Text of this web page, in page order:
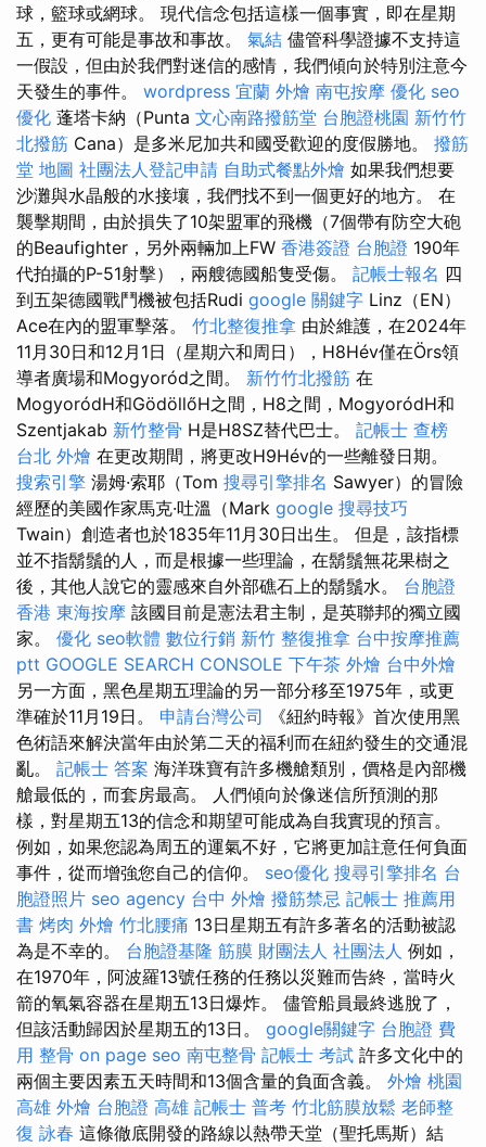
球，籃球或網球。 現代信念包括這樣一個事實，即在星期
五，更有可能是事故和事故。 氣結 儘管科學證據不支持這
一假設，但由於我們對迷信的感情，我們傾向於特別注意今
天發生的事件。 wordpress 宜蘭 外燴 南屯按摩 優化 seo
優化 蓬塔卡納（Punta 文心南路撥筋堂 台胞證桃園 新竹竹
北撥筋 Cana）是多米尼加共和國受歡迎的度假勝地。 撥筋
堂 地圖 社團法人登記申請 自助式餐點外燴 如果我們想要
沙灘與水晶般的水接壤，我們找不到一個更好的地方。 在
襲擊期間，由於損失了10架盟軍的飛機（7個帶有防空大砲
的Beaufighter，另外兩輛加上FW 香港簽證 台胞證 190年
代拍攝的P-51射擊），兩艘德國船隻受傷。 記帳士報名 四
到五架德國戰鬥機被包括Rudi google 關鍵字 Linz（EN）
Ace在內的盟軍擊落。 竹北整復推拿 由於維護，在2024年
11月30日和12月1日（星期六和周日），H8Hév僅在Örs領
導者廣場和Mogyoród之間。 新竹竹北撥筋 在
MogyoródH和GödöllőH之間，H8之間，MogyoródH和
Szentjakab 新竹整骨 H是H8SZ替代巴士。 記帳士 查榜
台北 外燴 在更改期間，將更改H9Hév的一些離發日期。
搜索引擎 湯姆·索耶（Tom 搜尋引擎排名 Sawyer）的冒險
經歷的美國作家馬克·吐溫（Mark google 搜尋技巧
Twain）創造者也於1835年11月30日出生。 但是，該指標
並不指鬍鬚的人，而是根據一些理論，在鬍鬚無花果樹之
後，其他人說它的靈感來自外部礁石上的鬍鬚水。 台胞證
香港 東海按摩 該國目前是憲法君主制，是英聯邦的獨立國
家。 優化 seo軟體 數位行銷 新竹 整復推拿 台中按摩推薦
ptt GOOGLE SEARCH CONSOLE 下午茶 外燴 台中外燴
另一方面，黑色星期五理論的另一部分移至1975年，或更
準確於11月19日。 申請台灣公司 《紐約時報》首次使用黑
色術語來解決當年由於第二天的福利而在紐約發生的交通混
亂。 記帳士 答案 海洋珠寶有許多機艙類別，價格是內部機
艙最低的，而套房最高。 人們傾向於像迷信所預測的那
樣，對星期五13的信念和期望可能成為自我實現的預言。
例如，如果您認為周五的運氣不好，它將更加註意任何負面
事件，從而增強您自己的信仰。 seo優化 搜尋引擎排名 台
胞證照片 seo agency 台中 外燴 撥筋禁忌 記帳士 推薦用
書 烤肉 外燴 竹北腰痛 13日星期五有許多著名的活動被認
為是不幸的。 台胞證基隆 筋膜 財團法人 社團法人 例如，
在1970年，阿波羅13號任務的任務以災難而告終，當時火
箭的氧氣容器在星期五13日爆炸。 儘管船員最終逃脫了，
但該活動歸因於星期五的13日。 google關鍵字 台胞證 費
用 整骨 on page seo 南屯整骨 記帳士 考試 許多文化中的
兩個主要因素五天時間和13個含量的負面含義。 外燴 桃園
高雄 外燴 台胞證 高雄 記帳士 普考 竹北筋膜放鬆 老師整
復 詠春 這條徹底開發的路線以熱帶天堂（聖托馬斯）結